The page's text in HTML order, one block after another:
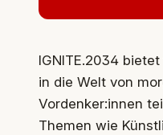
IGNITE.2034
in die Welt von
Vordenker:innen
Themen wie